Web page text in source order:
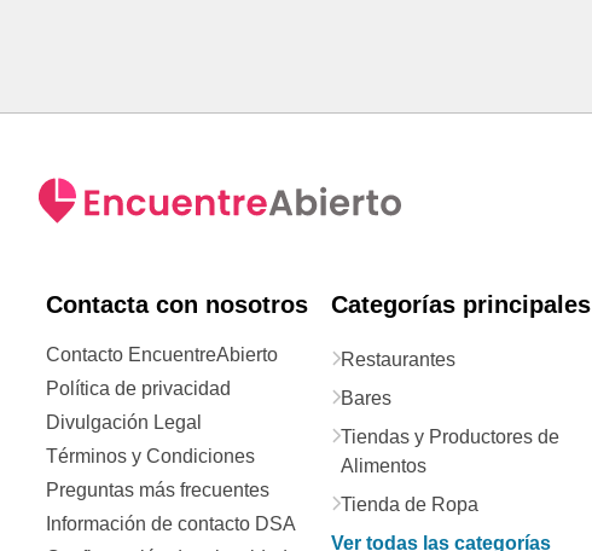
Contacta con nosotros
Contacto EncuentreAbierto
Política de privacidad
Divulgación Legal
Términos y Condiciones
Preguntas más frecuentes
Información de contacto DSA
Categorías principales
Restaurantes
Bares
Tiendas y Productores de
Alimentos
Tienda de Ropa
Ver todas las categorías